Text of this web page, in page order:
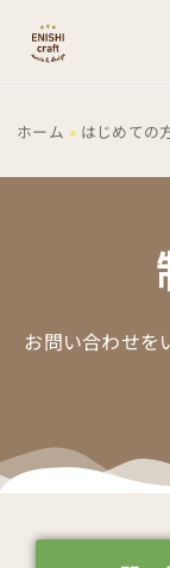
プ
ホーム はじめての
お問い合わせを